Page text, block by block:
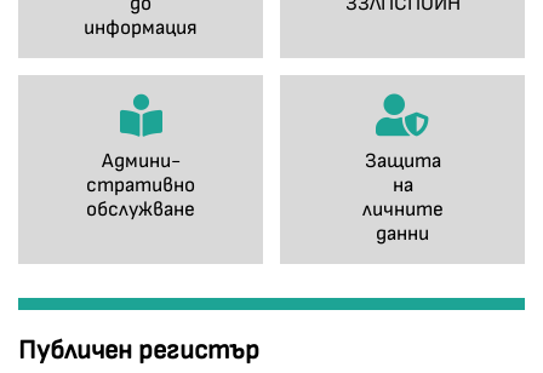
информация
Админи-
стративно
обслужване
Защита
на
личните
данни
Публичен регистър